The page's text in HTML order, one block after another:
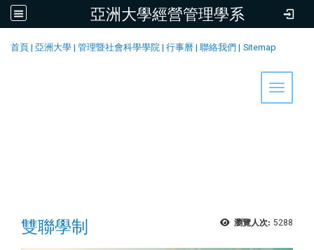
亞洲大學經營管理學系
首頁 | 亞洲大學 | 管理暨社會科學學院 | 行事曆 | 聯絡我們 | Sitemap
Toggle
瀏覽人次: 5288
雙聯學制